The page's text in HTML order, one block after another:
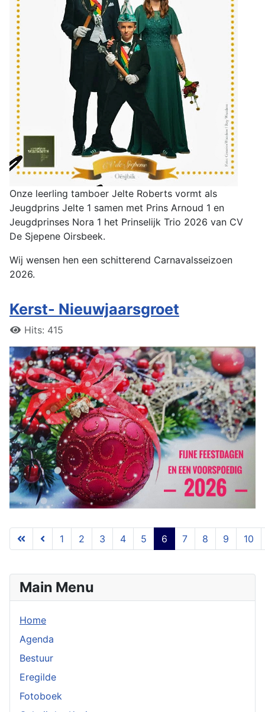
Main Menu
Home
Agenda
Bestuur
Eregilde
Fotoboek
Onze leerling tamboer Jelte Roberts vormt als
Jeugdprins Jelte 1 samen met Prins Arnoud 1 en
Jeugdprinses Nora 1 het Prinselijk Trio 2026 van CV
De Sjepene Oirsbeek.
Wij wensen hen een schitterend Carnavalsseizoen
2026.
Kerst- Nieuwjaarsgroet
Hits: 415
Pagina 6 van 54
1 2 3 4 5 6 7 8 9 10